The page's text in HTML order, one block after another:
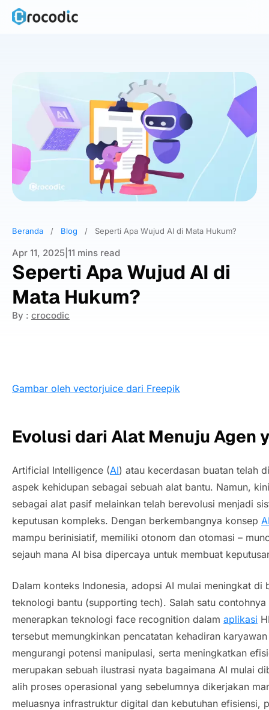
Skip
Beranda / Blog / Seperti Apa Wujud AI di Mata Hukum?
Apr 11, 2025 11 mins read
Seperti Apa Wujud AI di
Mata Hukum?
By : crocodic
Gambar oleh vectorjuice dari Freepik
Evolusi dari Alat Menuju Agen
Artificial Intelligence (AI) atau kecerdasan buatan telah
aspek kehidupan sebagai sebuah alat bantu. Namun,
sebagai alat pasif melainkan telah berevolusi menjadi
keputusan kompleks. Dengan berkembangnya konsep
mampu berinisiatif, memiliki otonom dan otomasi –
sejauh mana AI bisa dipercaya untuk membuat
Dalam konteks Indonesia, adopsi AI mulai meningkat di
teknologi bantu (supporting tech). Salah satu
menerapkan teknologi face recognition dalam aplikasi
tersebut memungkinkan pencatatan kehadiran
mengurangi potensi manipulasi, serta meningkatkan
merupakan sebuah ilustrasi nyata bagaimana AI mulai
alih proses operasional yang sebelumnya dikerjakan
meluasnya infrastruktur digital dan kebutuhan efisiensi,